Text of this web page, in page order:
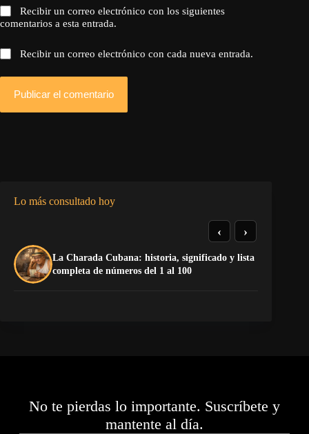
Recibir un correo electrónico con los siguientes
comentarios a esta entrada.
Recibir un correo electrónico con cada nueva entrada.
Publicar el comentario
Lo más consultado hoy
La Charada Cubana: historia, significado y lista
completa de números del 1 al 100
‹ ›
No te pierdas lo importante. Suscríbete y
mantente al día.